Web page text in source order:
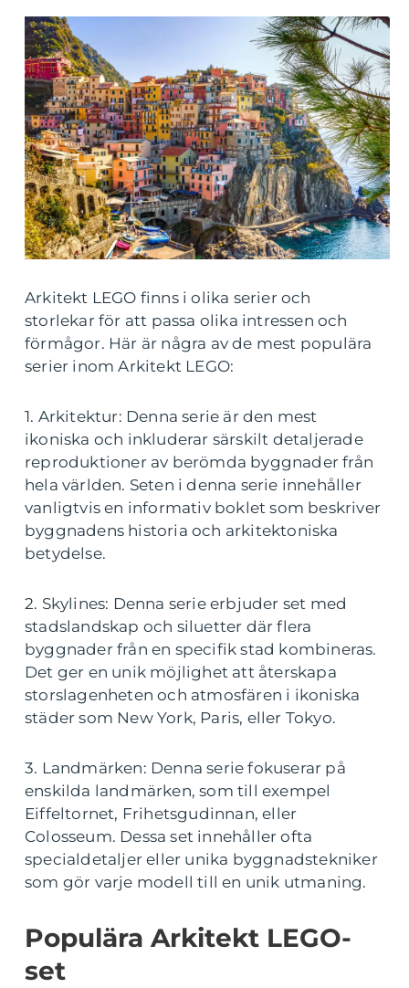
Arkitekt LEGO finns i olika serier och
storlekar för att passa olika intressen och
förmågor. Här är några av de mest populära
serier inom Arkitekt LEGO:
1. Arkitektur: Denna serie är den mest
ikoniska och inkluderar särskilt detaljerade
reproduktioner av berömda byggnader från
hela världen. Seten i denna serie innehåller
vanligtvis en informativ boklet som beskriver
byggnadens historia och arkitektoniska
betydelse.
2. Skylines: Denna serie erbjuder set med
stadslandskap och siluetter där flera
byggnader från en specifik stad kombineras.
Det ger en unik möjlighet att återskapa
storslagenheten och atmosfären i ikoniska
städer som New York, Paris, eller Tokyo.
3. Landmärken: Denna serie fokuserar på
enskilda landmärken, som till exempel
Eiffeltornet, Frihetsgudinnan, eller
Colosseum. Dessa set innehåller ofta
specialdetaljer eller unika byggnadstekniker
som gör varje modell till en unik utmaning.
Populära Arkitekt LEGO-
set